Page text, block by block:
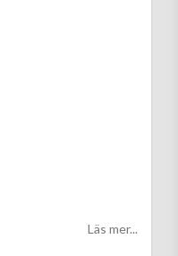
Läs mer...